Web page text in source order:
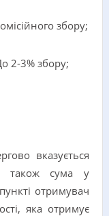
збору;
2-3% збору;
вказується
також сума у
отримувач
яка отримує